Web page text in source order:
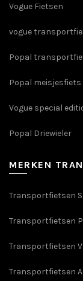
Vogue Fietsen
vogue
Popal
Popal meisjesfiets
Vogue special
Popal Driewieler
MERKEN
Transportfietsen
Transportfietsen
Transportfietsen
Transportfietsen